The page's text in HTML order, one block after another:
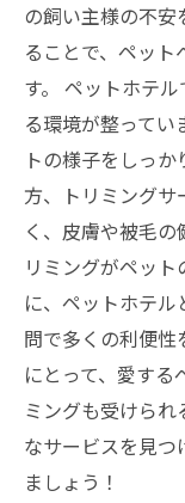
の飼い主様の不
ることで、ペッ
す。 ペットホテ
る環境が整ってい
トの様子をしっ
方、トリミング
く、皮膚や被毛
リミングがペッ
に、ペットホテ
問で多くの利便
にとって、愛する
ミングも受けら
なサービスを見つ
ましょう！